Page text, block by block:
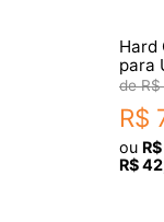
Hard
para
R$
R$
ou R$
R$42